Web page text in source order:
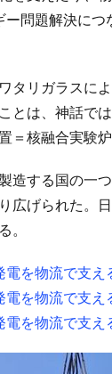
ー問題解決に
タリガラスに
とは、神話で
＝核融合実験
造する国の一
広げられた。
。
を物流で支え
を物流で支え
を物流で支え